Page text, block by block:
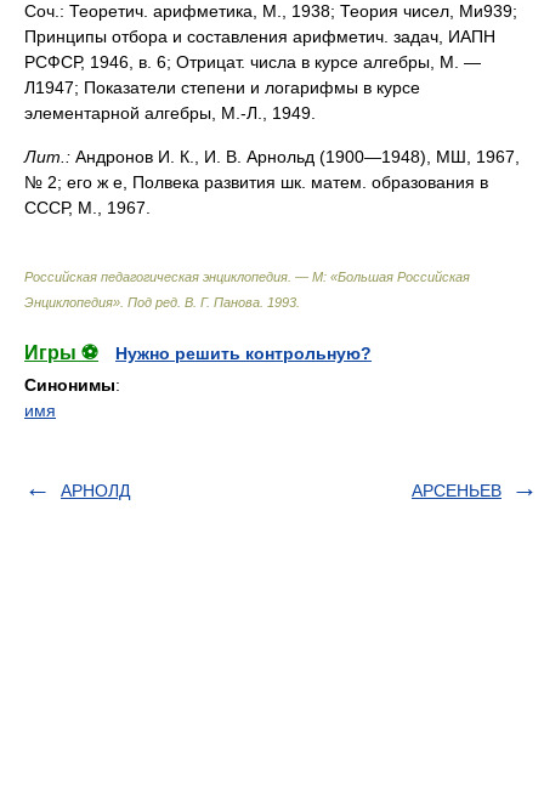
Соч.: Теоретич. арифметика, М., 1938; Теория чисел, Ми939;
Принципы отбора и составления арифметич. задач, ИАПН
РСФСР, 1946, в. 6; Отрицат. числа в курсе алгебры, М. —
Л1947; Показатели степени и логарифмы в курсе
элементарной алгебры, М.-Л., 1949.
Лит.: Андронов И. К., И. В. Арнольд (1900—1948), МШ, 1967,
№ 2; его ж е, Полвека развития шк. матем. образования в
СССР, М., 1967.
Российская педагогическая энциклопедия. — М: «Большая Российская
Энциклопедия» Под ред. В. Г. Панова 1993
Игры ⚽
Нужно решить контрольную?
Синонимы:
имя
АРНОЛД АРСЕНЬЕВ